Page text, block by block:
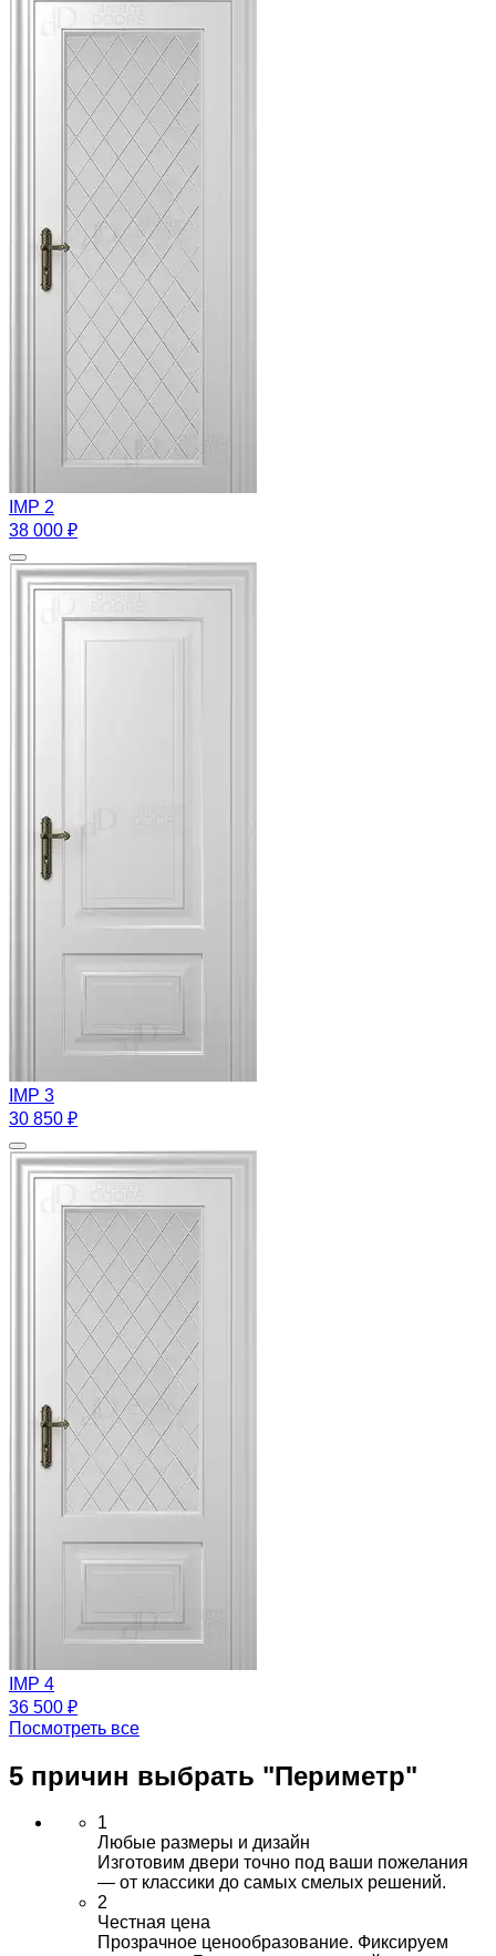
IMP 2
38 000 ₽
IMP 3
30 850 ₽
IMP 4
36 500 ₽
Посмотреть все
5 причин выбрать "Периметр"
1
Любые размеры и дизайн
Изготовим двери точно под ваши пожелания
— от классики до самых смелых решений.
2
Честная цена
Прозрачное ценообразование. Фиксируем